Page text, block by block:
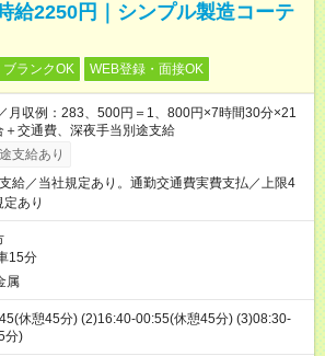
給2250円｜シンプル製造コーテ
ブランクOK WEB登録・面接OK
月収例：283、500円＝1、800円×7時間30分×21
＋交通費、深夜手当別途支給
支給あり
給／当社規定あり。通勤交通費実費支払／上限4
あり
15分
属
休憩45分) (2)16:40-00:55(休憩45分) (3)08:30-
分)